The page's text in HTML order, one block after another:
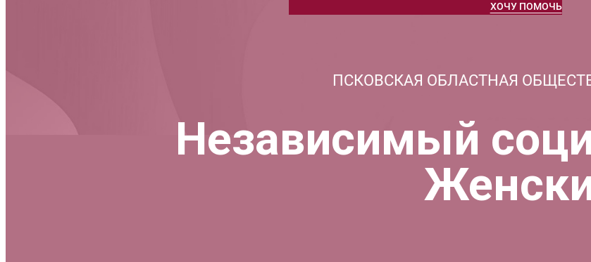
ХОЧУ ПОМОЧЬ
ПСКОВСКАЯ ОБЛАСТНАЯ
Независимый